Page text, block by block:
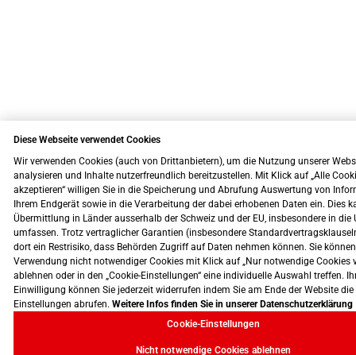
Diese Webseite verwendet Cookies
Wir verwenden Cookies (auch von Drittanbietern), um die Nutzung unserer
analysieren und Inhalte nutzerfreundlich bereitzustellen. Mit Klick auf „Alle
akzeptieren“ willigen Sie in die Speicherung und Abrufung Auswertung von
Ihrem Endgerät sowie in die Verarbeitung der dabei erhobenen Daten ein. Dies
Übermittlung in Länder ausserhalb der Schweiz und der EU, insbesondere in die
umfassen. Trotz vertraglicher Garantien (insbesondere
dort ein Restrisiko, dass Behörden Zugriff auf Daten nehmen können. Sie
Verwendung nicht notwendiger Cookies mit Klick auf „Nur notwendige Cookies
ablehnen oder in den „Cookie-Einstellungen“ eine individuelle Auswahl treffen.
Einwilligung können Sie jederzeit widerrufen indem Sie am Ende der Website die
Einstellungen abrufen. Weitere Infos finden Sie in unserer Datenschutzerklärung
Cookie-Einstellungen
Nicht notwendige Cookies ablehnen